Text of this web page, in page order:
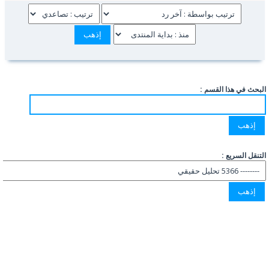
البحث في هذا القسم :
التنقل السريع :